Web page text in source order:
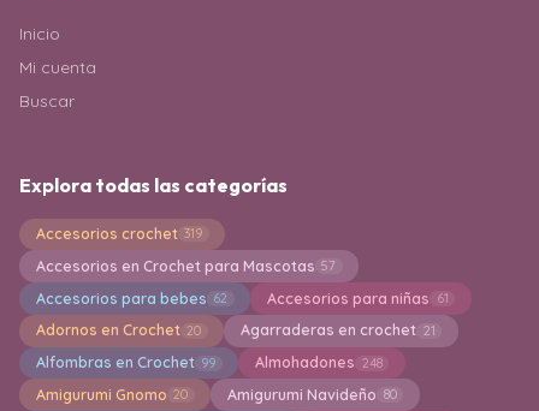
Inicio
Mi cuenta
Buscar
Explora todas las categorías
Accesorios crochet 319
Accesorios en Crochet para Mascotas 57
Accesorios para bebes 62 Accesorios para niñas 61
Adornos en Crochet 20 Agarraderas en crochet 21
Alfombras en Crochet 99 Almohadones 248
Amigurumi Gnomo 20 Amigurumi Navideño 80